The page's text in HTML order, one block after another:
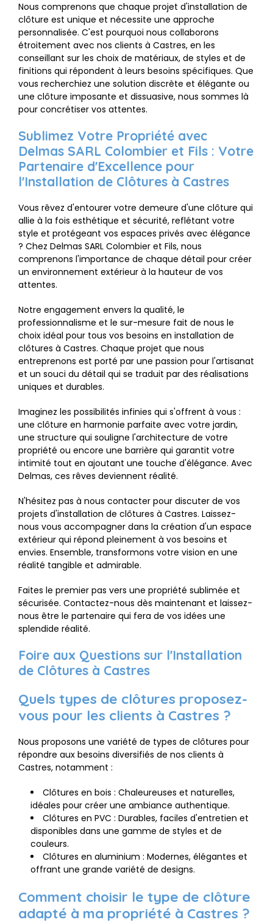
Nous comprenons que chaque projet d'installation de
clôture est unique et nécessite une approche
personnalisée. C'est pourquoi nous collaborons
étroitement avec nos clients à Castres, en les
conseillant sur les choix de matériaux, de styles et de
finitions qui répondent à leurs besoins spécifiques. Que
vous recherchiez une solution discrète et élégante ou
une clôture imposante et dissuasive, nous sommes là
pour concrétiser vos attentes.
Sublimez Votre Propriété avec
Delmas SARL Colombier et Fils : Votre
Partenaire d'Excellence pour
l'Installation de Clôtures à Castres
Vous rêvez d'entourer votre demeure d'une clôture qui
allie à la fois esthétique et sécurité, reflétant votre
style et protégeant vos espaces privés avec élégance
? Chez Delmas SARL Colombier et Fils, nous
comprenons l'importance de chaque détail pour créer
un environnement extérieur à la hauteur de vos
attentes.
Notre engagement envers la qualité, le
professionnalisme et le sur-mesure fait de nous le
choix idéal pour tous vos besoins en installation de
clôtures à Castres. Chaque projet que nous
entreprenons est porté par une passion pour l'artisanat
et un souci du détail qui se traduit par des réalisations
uniques et durables.
Imaginez les possibilités infinies qui s'offrent à vous :
une clôture en harmonie parfaite avec votre jardin,
une structure qui souligne l'architecture de votre
propriété ou encore une barrière qui garantit votre
intimité tout en ajoutant une touche d'élégance. Avec
Delmas, ces rêves deviennent réalité.
N'hésitez pas à nous contacter pour discuter de vos
projets d'installation de clôtures à Castres. Laissez-
nous vous accompagner dans la création d'un espace
extérieur qui répond pleinement à vos besoins et
envies. Ensemble, transformons votre vision en une
réalité tangible et admirable.
Faites le premier pas vers une propriété sublimée et
sécurisée. Contactez-nous dès maintenant et laissez-
nous être le partenaire qui fera de vos idées une
splendide réalité.
Foire aux Questions sur l'Installation
de Clôtures à Castres
Quels types de clôtures proposez-
vous pour les clients à Castres ?
Nous proposons une variété de types de clôtures pour
répondre aux besoins diversifiés de nos clients à
Castres, notamment :
Clôtures en bois : Chaleureuses et naturelles,
idéales pour créer une ambiance authentique.
Clôtures en PVC : Durables, faciles d'entretien et
disponibles dans une gamme de styles et de
couleurs.
Clôtures en aluminium : Modernes, élégantes et
offrant une grande variété de designs.
Comment choisir le type de clôture
adapté à ma propriété à Castres ?